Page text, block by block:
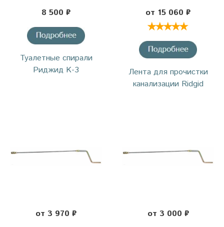
8 500 ₽
Туалетные спирали
Риджид K-3
от 15 060 ₽
Лента для прочистки
канализации Ridgid
от 3 970 ₽ от 3 000 ₽